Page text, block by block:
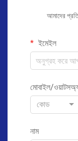
আমাদের
ইমেইল
মোবাইল/
কোড
নাম